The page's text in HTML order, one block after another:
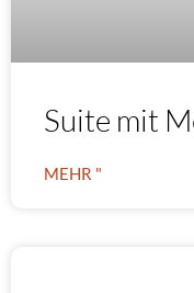
Suite mit
MEHR "